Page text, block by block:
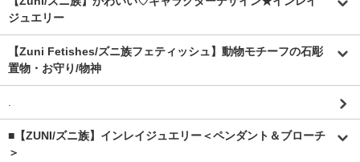
ジュエリー
【Zuni Fetishes/ズニ族フェティッシュ】動物モチーフの石彫
置物・お守り/物神
.
■【ZUNI/ズニ族】インレイジュエリー＜ペンダント＆ブローチ
＞